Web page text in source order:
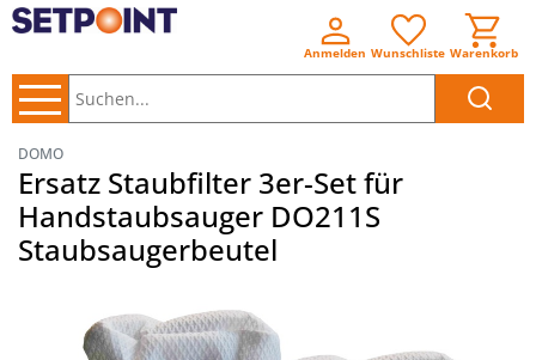
Anmelden Wunschliste Warenkorb
DOMO
Ersatz Staubfilter 3er-Set für
Handstaubsauger DO211S
Staubsaugerbeutel